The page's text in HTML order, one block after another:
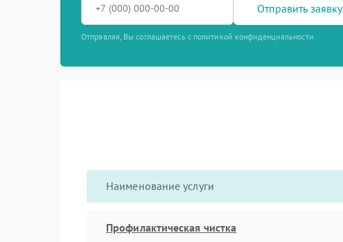
Отправить заявку
Отправляя, Вы соглашаетесь с политикой конфиденциальности
Наименование услуги
Профилактическая чистка